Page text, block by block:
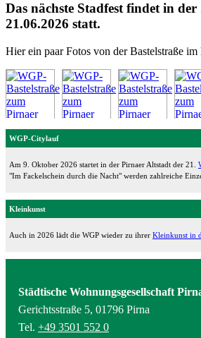
Das nächste Stadfest findet in
21.06.2026 statt.
Hier ein paar Fotos von der Bastelstraße im
WGP-Citylauf
Am 9. Oktober 2026 startet in der Pirnaer Altstadt der 21.
"Im Fackelschein durch die Nacht" werden zahlreiche
Kleinkunst
Auch in 2026 lädt die WGP wieder zu ihrer Kleinkunst in
Städtische Wohnungsgesellschaft
Gerichtsstraße 5, 01796 Pirna
Tel. +49 3501 552 0